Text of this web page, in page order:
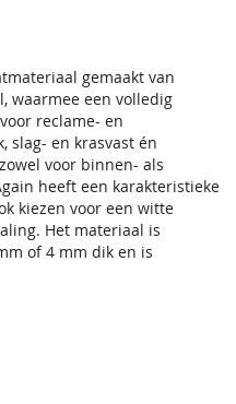
gemaakt van
waarmee een volledig
reclame- en
slag- en krasvast én
voor binnen- als
heeft een karakteristieke
kiezen voor een witte
Het materiaal is
of 4 mm dik en is